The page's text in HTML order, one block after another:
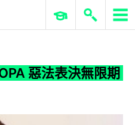
惡法表決無限期延後
ERP 與商業 AI
惡法表決無限期